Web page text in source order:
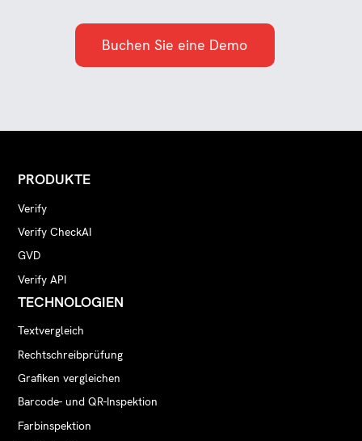
Buchen Sie eine Demo
PRODUKTE
Verify
Verify CheckAI
GVD
Verify API
TECHNOLOGIEN
Textvergleich
Rechtschreibprüfung
Grafiken vergleichen
Barcode- und QR-Inspektion
Farbinspektion